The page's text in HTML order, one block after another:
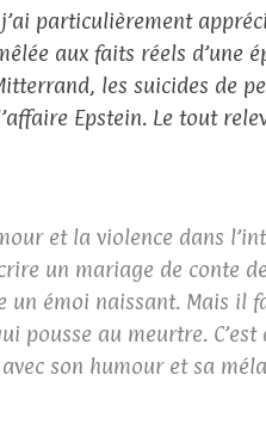
particulièrement
aux faits réels d’une
les suicides de
Epstein. Le tout
et la violence dans
un mariage de conte
émoi naissant. Mais il
au meurtre.
son humour et sa